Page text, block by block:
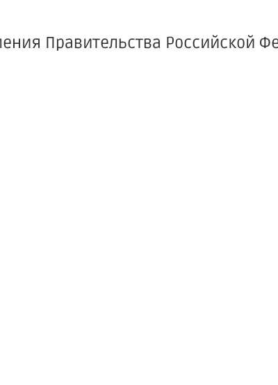
Правительства Российской